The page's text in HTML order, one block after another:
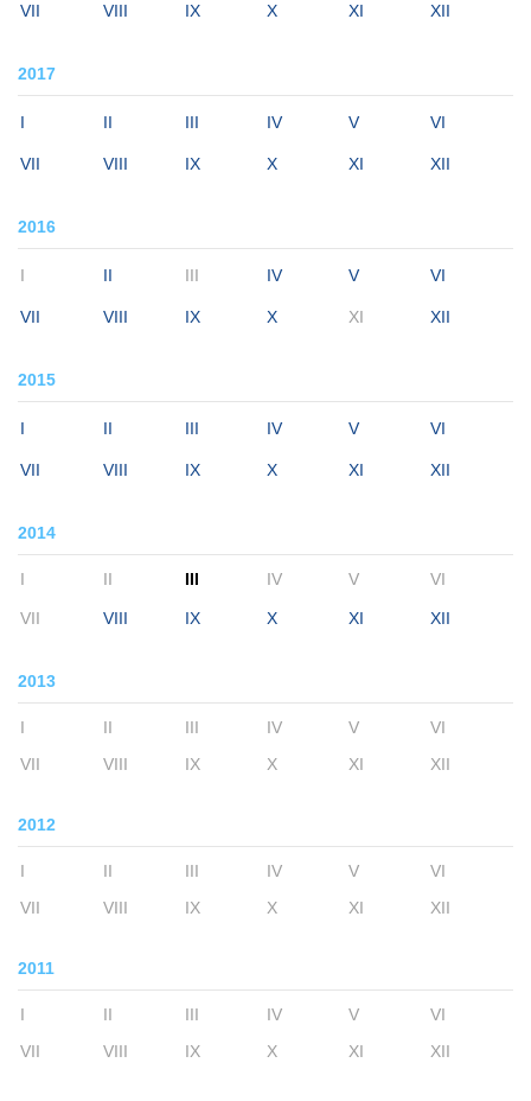
VII VIII IX X XI XII
2017
I II III IV V VI
VII VIII IX X XI XII
2016
I II III IV V VI
VII VIII IX X XI XII
2015
I II III IV V VI
VII VIII IX X XI XII
2014
I II III IV V VI
VII VIII IX X XI XII
2013
I II III IV V
VI
VII
VIII IX X XI XII
2012
I II III IV V
VI
VII
VIII IX X XI XII
2011
I II III IV V
VI
VII
VIII IX X XI XII